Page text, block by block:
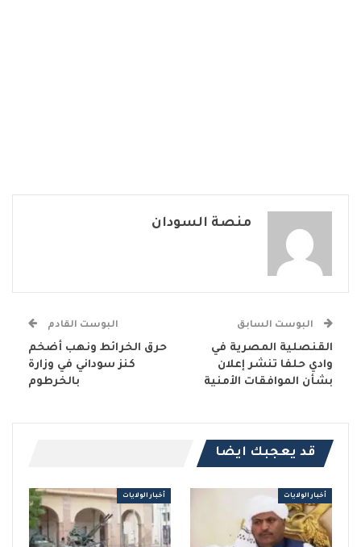
منصة السودان
البوست السابق
القنصلية المصرية في
وادي حلفا تنشر إعلان
بشأن الموافقات الأمنية
البوست القادم
حرق الخرائط ونهب أضخم
كنز سوداني في وزارة
بالخرطوم
قد يعجبك ايضا
أخبار الولايات أخبار الولايات